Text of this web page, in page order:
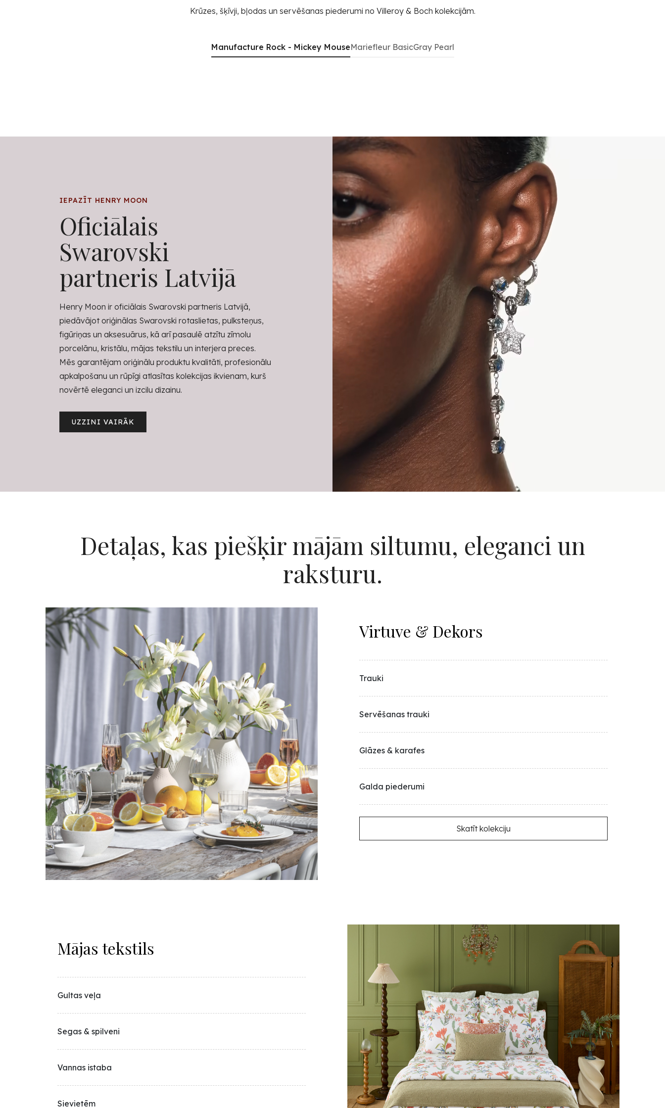
Krūzes, šķīvji, bļodas un servēšanas piederumi no Villeroy & Boch kolekcijām.
Manufacture Rock - Mickey MouseMariefleur BasicGray Pearl
IEPAZĪT HENRY MOON
Oficiālais
Swarovski
partneris Latvijā
Henry Moon ir oficiālais Swarovski partneris Latvijā,
piedāvājot oriģinālas Swarovski rotaslietas, pulksteņus,
figūriņas un aksesuārus, kā arī pasaulē atzītu zīmolu
porcelānu, kristālu, mājas tekstilu un interjera preces.
Mēs garantējam oriģinālu produktu kvalitāti, profesionālu
apkalpošanu un rūpīgi atlasītas kolekcijas ikvienam, kurš
novērtē eleganci un izcilu dizainu.
UZZINI VAIRĀK
Detaļas, kas piešķir mājām siltumu, eleganci un
raksturu.
Virtuve & Dekors
Trauki
Servēšanas trauki
Glāzes & karafes
Galda piederumi
Skatīt kolekciju
Mājas tekstils
Gultas veļa
Segas & spilveni
Vannas istaba
Sievietēm